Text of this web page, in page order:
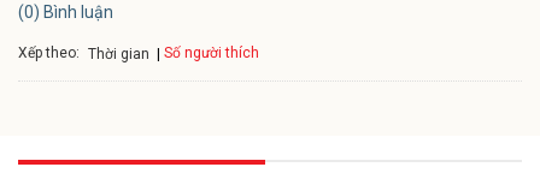
(0) Bình luận
Xếp theo: Thời gian Số người thích